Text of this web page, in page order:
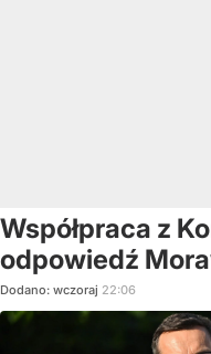
Współpraca z
odpowiedź
Dodano: wczoraj 22:06